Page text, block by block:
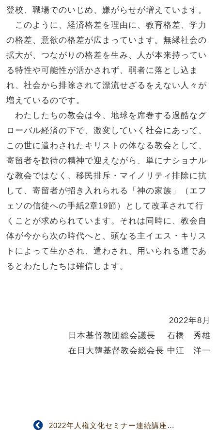
登校、職場でのいじめ、嫌がらせが増えています。
このように、経済格差を理由に、教育格差、学力
の格差、意欲の格差が広まっています。無縁社会の
拡大が、つながりの格差を生み、人が本来持ってい
る特性や可能性が活かされず、弱者に落とし込ま
れ、社会から排除されて漂流せざるをえない人々が
増えているのです。
わたしたちの教会は今、地球を席巻する過酷なグ
ローバル経済の下で、激変していく社会にあって、
この世に遣わされたキリストの体なる教会として、
寄留者を歓待の精神で迎えながら、単にナショナル
な教会ではなく、移民排斥・マイノリティ排除に抗
して、寄留者が招き入れられる「神の家族」（エフ
ェソの信徒への手紙2章19節）として改革されて行
くことが求められています。それは同時に、教会自
体が今から次の時代へと、頭なる主イエス・キリス
トによって生かされ、遣わされ、用いられる道であ
るとわたしたちは確信します。
2022年8 月
日本基督教団総会議長 石橋 秀雄
在日大韓基督教会総会長 中江 洋一
2022年人権文化セミナー連続講座のお知らせ（第３回）